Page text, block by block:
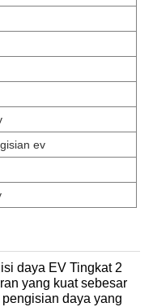
ev
daya EV Tingkat 2
yang kuat sebesar
daya yang